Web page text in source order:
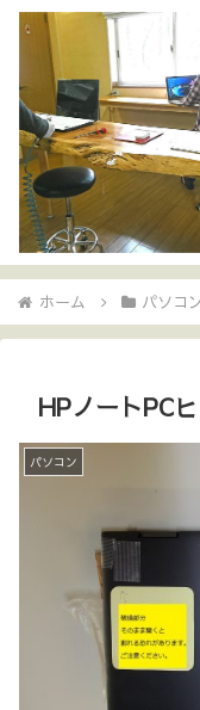
ホーム パソコ
HPノートPC
パソコン